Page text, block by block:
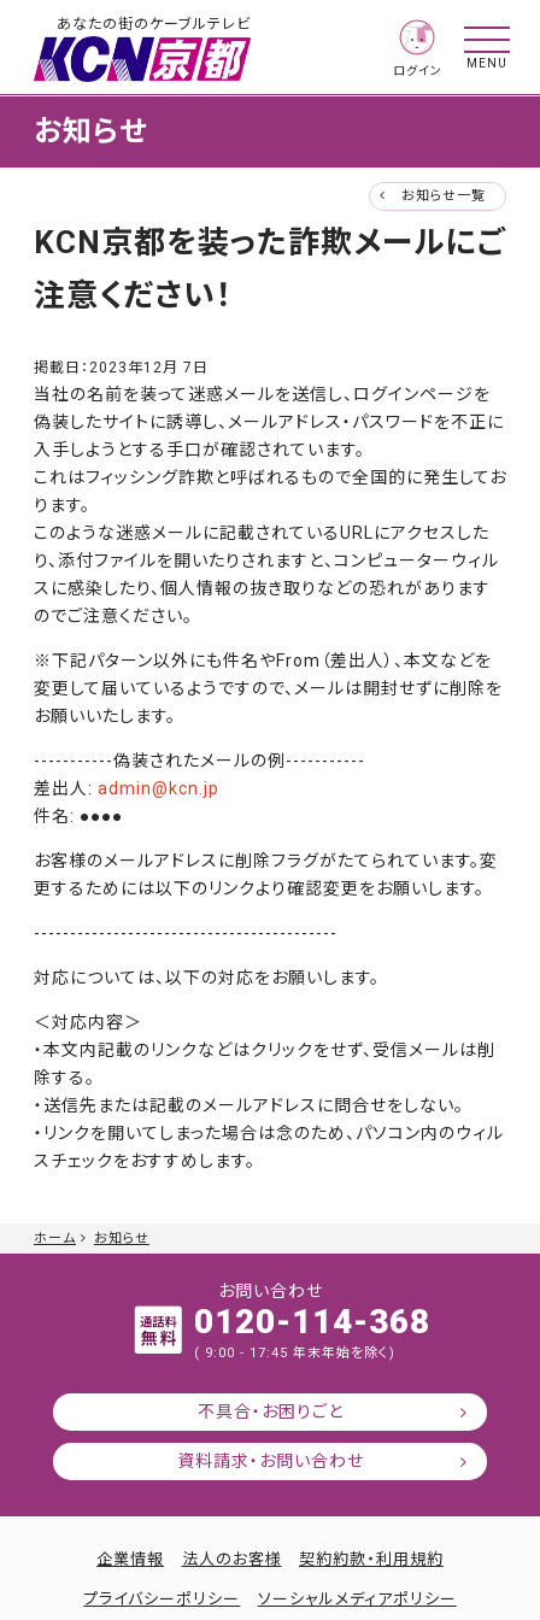
あなたの街のケーブルテレビ
ログイン
MENU
ホーム お知らせ
お知らせ
お知らせ一覧
KCN京都を装った詐欺メールにご
注意ください！
掲載日： 2023年12月 7日
当社の名前を装って迷惑メールを送信し、ログインページを
偽装したサイトに誘導し、メールアドレス・パスワードを不正に
入手しようとする手口が確認されています。
これはフィッシング詐欺と呼ばれるもので全国的に発生してお
ります。
このような迷惑メールに記載されているURLにアクセスした
り、添付ファイルを開いたりされますと、コンピューターウィル
スに感染したり、個人情報の抜き取りなどの恐れがあります
のでご注意ください。
※下記パターン以外にも件名やFrom（差出人）、本文などを
変更して届いているようですので、メールは開封せずに削除を
お願いいたします。
-----------偽装されたメールの例-----------
差出人: admin@kcn.jp
件名: ●●●●
お客様のメールアドレスに削除フラグがたてられています。変
更するためには以下のリンクより確認変更をお願いします。
------------------------------------------
対応については、以下の対応をお願いします。
＜対応内容＞
・本文内記載のリンクなどはクリックをせず、受信メールは削
除する。
・送信先または記載のメールアドレスに問合せをしない。
・リンクを開いてしまった場合は念のため、パソコン内のウィル
スチェックをおすすめします。
お問い合わせ
0120-114-368
( 9:00 - 17:45 年末年始を除く)
不具合・お困りごと
資料請求・お問い合わせ
企業情報 法人のお客様 契約約款・利用規約
プライバシーポリシー ソーシャルメディアポリシー